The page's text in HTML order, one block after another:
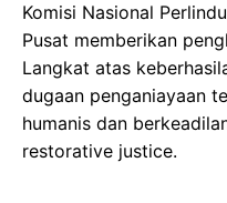
Komisi Nasional
Pusat memberikan
Langkat atas
dugaan penganiayaan
humanis dan
restorative justice.